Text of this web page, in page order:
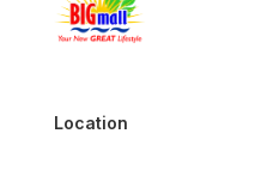
Location